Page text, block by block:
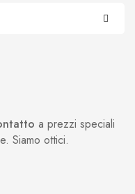
a prezzi speciali
Siamo ottici.